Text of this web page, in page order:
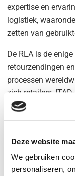
Deze website
We gebruiken
personaliseren,
expertise en
logistiek,
zetten van
De RLA is de
retourzendingen
processen
zich retailers,
apparatuur.
mediapartner op
Tags: event RLA